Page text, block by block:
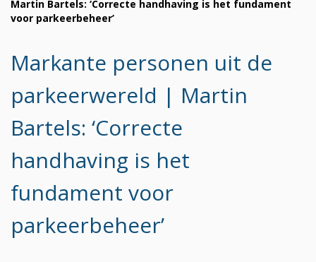
Martin Bartels: ‘Correcte handhaving is het fundament
voor parkeerbeheer’
Markante personen uit de
parkeerwereld | Martin
Bartels: ‘Correcte
handhaving is het
fundament voor
parkeerbeheer’